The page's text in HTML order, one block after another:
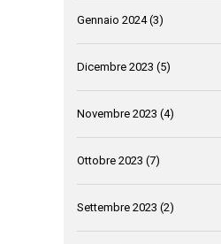
Gennaio 2024(3)
Dicembre 2023 (5)
Novembre 2023 (4)
Ottobre 2023 (7)
Settembre 2023 (2)